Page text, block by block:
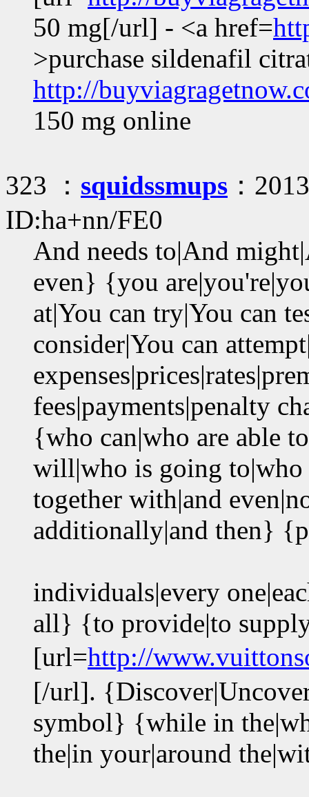
50 mg[/url] - <a href=
>purchase sildenafil
http://
150 mg online
323 ： squidssmups ：
ID:ha+nn/FE0
And needs to|And
even} {you
at|You can try|You can
consider|You can
fees|payments|penalty
{who can|who are able
will|who is going to|who
together with|and
additionally|and then}
individuals|every
all} {to provide|to
[url=http://
[/url].
symbol} {while in
the|in your|around